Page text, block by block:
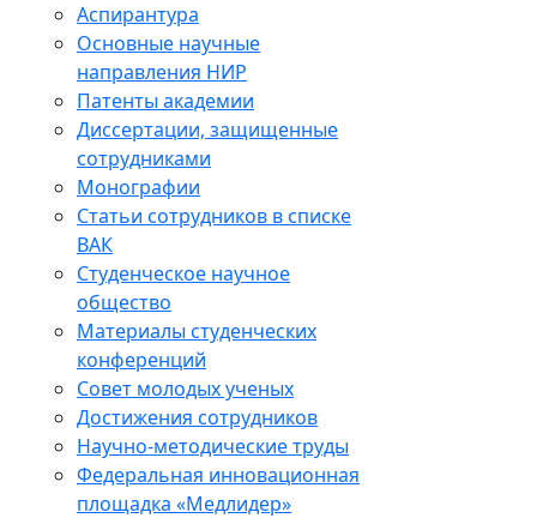
Аспирантура
Основные научные
направления НИР
Патенты академии
Диссертации, защищенные
сотрудниками
Монографии
Статьи сотрудников в списке
ВАК
Студенческое научное
общество
Материалы студенческих
конференций
Совет молодых ученых
Достижения сотрудников
Научно-методические труды
Федеральная инновационная
площадка «Медлидер»